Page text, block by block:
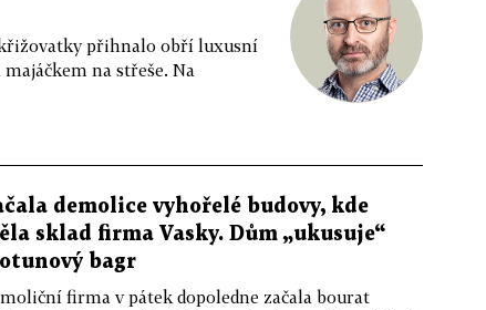
křižovatky přihnalo obří luxusní
na střeše. Na
demolice vyhořelé budovy, kde
sklad firma Vasky. Dům „ukusuje“
bagr
firma v pátek dopoledne začala bourat